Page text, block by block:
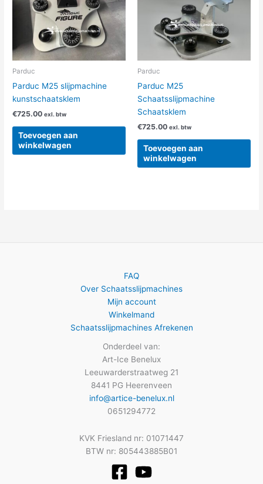
Parduc
Parduc M25 slijpmachine
kunstschaatsklem
€725.00 exl. btw
Toevoegen aan
winkelwagen
Parduc
Parduc M25
Schaatsslijpmachine
Schaatsklem
€725.00 exl. btw
Toevoegen aan
winkelwagen
FAQ
Over Schaatsslijpmachines
Mijn account
Winkelmand
Schaatsslijpmachines Afrekenen
Onderdeel van:
Art-Ice Benelux
Leeuwarderstraatweg 21
8441 PG Heerenveen
info@artice-benelux.nl
0651294772
KVK Friesland nr: 01071447
BTW nr: 805443885B01